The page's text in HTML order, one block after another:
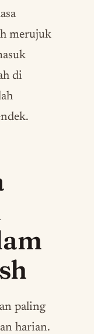
merujuk
di
paling
harian.